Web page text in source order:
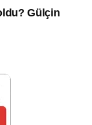
Gülçin